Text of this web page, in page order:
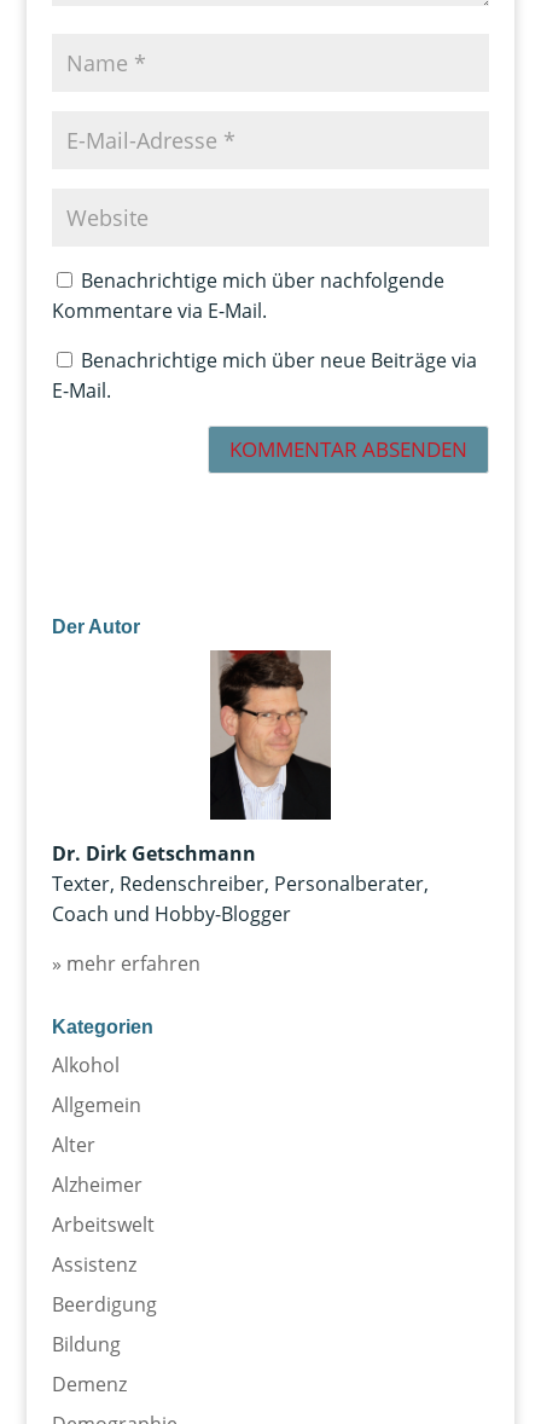
Benachrichtige mich über nachfolgende
Kommentare via E-Mail.
Benachrichtige mich über neue Beiträge via
E-Mail.
Der Autor
Dr. Dirk Getschmann
Texter, Redenschreiber, Personalberater,
Coach und Hobby-Blogger
» mehr erfahren
Kategorien
Alkohol
Allgemein
Alter
Alzheimer
Arbeitswelt
Assistenz
Beerdigung
Bildung
Demenz